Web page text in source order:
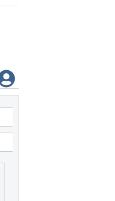
del subproceso de
para la optimización del